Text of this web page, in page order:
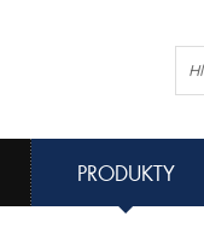
PRODUKTY